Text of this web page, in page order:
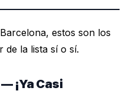
estos son los
de la lista sí o sí.
¡Ya Casi